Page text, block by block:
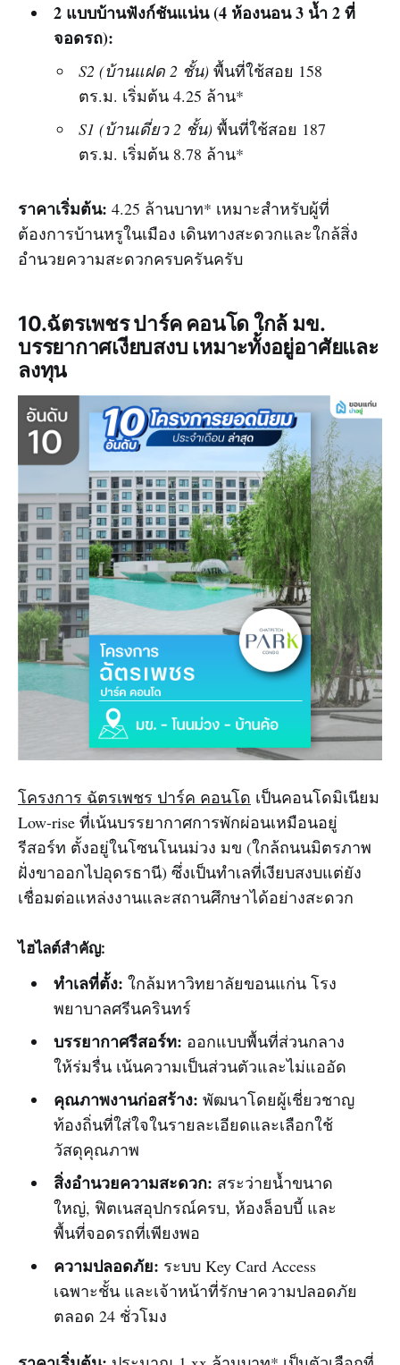
2 แบบบ้านฟังก์ชันแน่น (4 ห้องนอน 3 น้ำ 2 ที่
จอดรถ):
S2 (บ้านแฝด 2 ชั้น) พื้นที่ใช้สอย 158
ตร.ม. เริ่มต้น 4.25 ล้าน*
S1 (บ้านเดี่ยว 2 ชั้น) พื้นที่ใช้สอย 187
ตร.ม. เริ่มต้น 8.78 ล้าน*
ราคาเริ่มต้น: 4.25 ล้านบาท* เหมาะสำหรับผู้ที่
ต้องการบ้านหรูในเมือง เดินทางสะดวกและใกล้สิ่ง
อำนวยความสะดวกครบครันครับ
10.ฉัตรเพชร ปาร์ค คอนโด ใกล้ มข.
บรรยากาศเงียบสงบ เหมาะทั้งอยู่อาศัยและ
ลงทุน
โครงการ ฉัตรเพชร ปาร์ค คอนโด เป็นคอนโดมิเนียม
Low-rise ที่เน้นบรรยากาศการพักผ่อนเหมือนอยู่
รีสอร์ท ตั้งอยู่ในโซนโนนม่วง มข (ใกล้ถนนมิตรภาพ
ฝั่งขาออกไปอุดรธานี) ซึ่งเป็นทำเลที่เงียบสงบแต่ยัง
เชื่อมต่อแหล่งงานและสถานศึกษาได้อย่างสะดวก
ไฮไลต์สำคัญ:
ทำเลที่ตั้ง: ใกล้มหาวิทยาลัยขอนแก่น โรง
พยาบาลศรีนครินทร์
บรรยากาศรีสอร์ท: ออกแบบพื้นที่ส่วนกลาง
ให้ร่มรื่น เน้นความเป็นส่วนตัวและไม่แออัด
คุณภาพงานก่อสร้าง: พัฒนาโดยผู้เชี่ยวชาญ
ท้องถิ่นที่ใส่ใจในรายละเอียดและเลือกใช้
วัสดุคุณภาพ
สิ่งอำนวยความสะดวก: สระว่ายน้ำขนาด
ใหญ่, ฟิตเนสอุปกรณ์ครบ, ห้องล็อบบี้ และ
พื้นที่จอดรถที่เพียงพอ
ความปลอดภัย: ระบบ Key Card Access
เฉพาะชั้น และเจ้าหน้าที่รักษาความปลอดภัย
ตลอด 24 ชั่วโมง